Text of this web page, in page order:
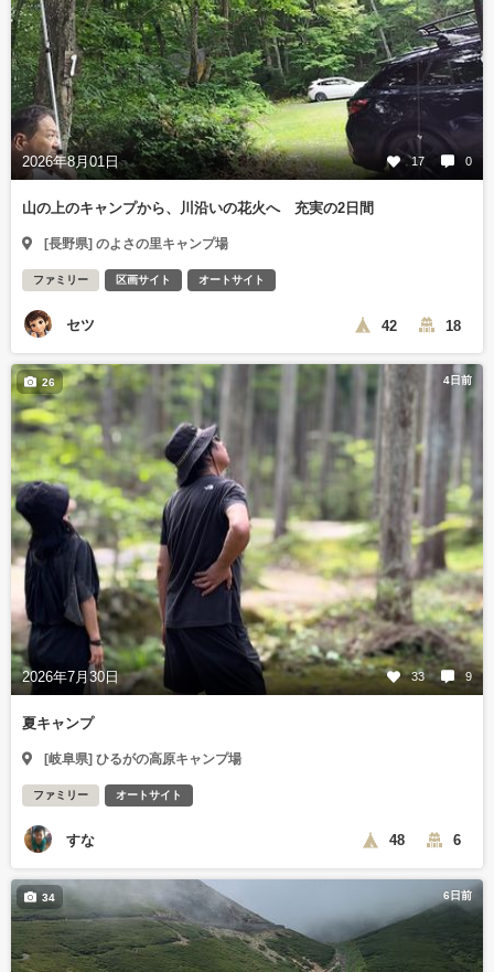
2026年8月01日 17 0
山の上のキャンプから、川沿いの花火へ 充実の2日間
[長野県] のよさの里キャンプ場
ファミリー 区画サイト オートサイト
セツ 42 18
4日前
2026年7月30日 33 9
26
夏キャンプ
[岐阜県] ひるがの高原キャンプ場
ファミリー オートサイト
すな 48 6
6日前
34